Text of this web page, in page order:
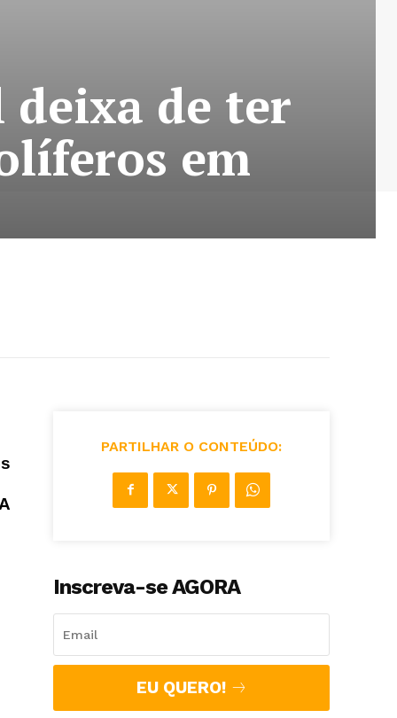
de ter
em
PARTILHAR O CONTEÚDO:
Inscreva-se AGORA
EU QUERO!